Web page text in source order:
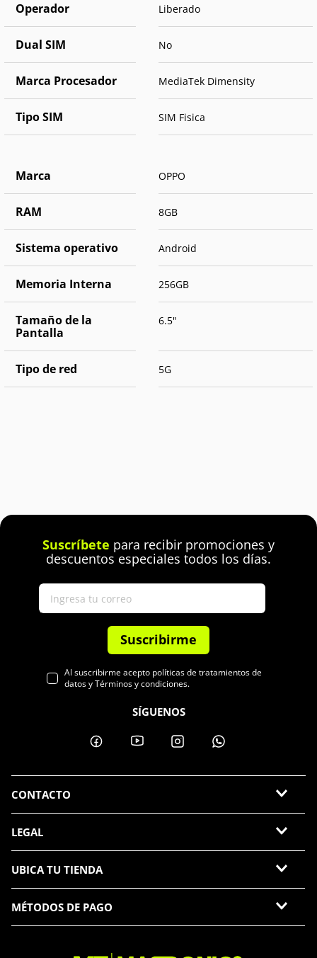
Operador Liberado
Dual SIM No
Marca Procesador MediaTek Dimensity
Tipo SIM SIM Fisica
Marca OPPO
RAM 8GB
Sistema operativo Android
Memoria Interna 256GB
Tamaño de la
Pantalla
6.5"
Tipo de red 5G
Suscríbete para recibir promociones y
descuentos especiales todos los días.
Suscribirme
Al suscribirme acepto políticas de tratamientos de
datos y Términos y condiciones.
SÍGUENOS
CONTACTO
LEGAL
UBICA TU TIENDA
MÉTODOS DE PAGO